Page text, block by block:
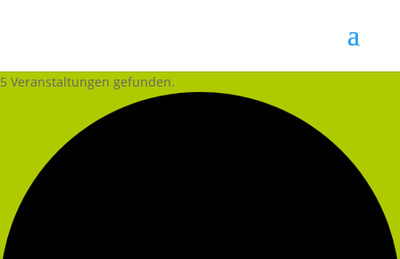
5 Veranstaltungen gefunden.